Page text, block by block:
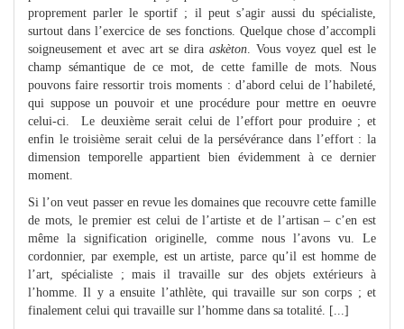
proprement parler le sportif ; il peut s’agir aussi du spécialiste,
surtout dans l’exercice de ses fonctions. Quelque chose d’accompli
soigneusement et avec art se dira askèton . Vous voyez quel est le
champ sémantique de ce mot, de cette famille de mots. Nous
pouvons faire ressortir trois moments : d’abord celui de l’habileté,
qui suppose un pouvoir et une procédure pour mettre en oeuvre
celui-ci. Le deuxième serait celui de l’effort pour produire ; et
enfin le troisième serait celui de la persévérance dans l’effort : la
dimension temporelle appartient bien évidemment à ce dernier
moment.
Si l’on veut passer en revue les domaines que recouvre cette famille
de mots, le premier est celui de l’artiste et de l’artisan – c’en est
même la signification originelle, comme nous l’avons vu. Le
cordonnier, par exemple, est un artiste, parce qu’il est homme de
l’art, spécialiste ; mais il travaille sur des objets extérieurs à
l’homme. Il y a ensuite l’athlète, qui travaille sur son corps ; et
finalement celui qui travaille sur l’homme dans sa totalité. [...]